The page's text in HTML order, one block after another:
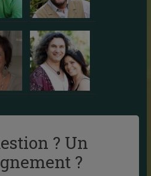
? Un
?